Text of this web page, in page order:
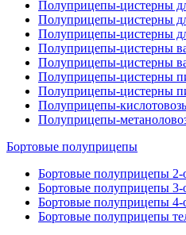
Полуприцепы-цистерны
Полуприцепы-цистерны
Полуприцепы-цистерны
Полуприцепы-цистерны
Полуприцепы-цистерны
Полуприцепы-цистерны
Полуприцепы-цистерны
Полуприцепы-
Полуприцепы-
Бортовые полуприцепы
Бортовые полуприцепы 2-
Бортовые полуприцепы 3-
Бортовые полуприцепы 4-
Бортовые полуприцепы